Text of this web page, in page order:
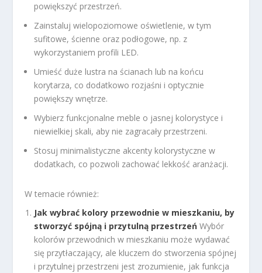
powiększyć przestrzeń.
Zainstaluj wielopoziomowe oświetlenie, w tym
sufitowe, ścienne oraz podłogowe, np. z
wykorzystaniem profili LED.
Umieść duże lustra na ścianach lub na końcu
korytarza, co dodatkowo rozjaśni i optycznie
powiększy wnętrze.
Wybierz funkcjonalne meble o jasnej kolorystyce i
niewielkiej skali, aby nie zagracały przestrzeni.
Stosuj minimalistyczne akcenty kolorystyczne w
dodatkach, co pozwoli zachować lekkość aranżacji.
W temacie również:
Jak wybrać kolory przewodnie w mieszkaniu, by
stworzyć spójną i przytulną przestrzeń Wybór
kolorów przewodnich w mieszkaniu może wydawać
się przytłaczający, ale kluczem do stworzenia spójnej
i przytulnej przestrzeni jest zrozumienie, jak funkcja